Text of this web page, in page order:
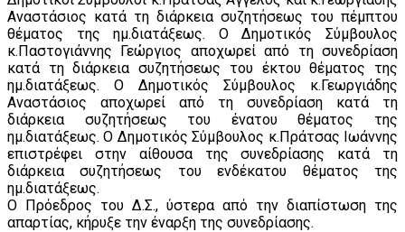
Αναστάσιος κατά τη διάρκεια συζητήσεως του πέμπτου
θέματος της ημ.διατάξεως. Ο Δημοτικός Σύμβουλος
κ.Παστογιάννης Γεώργιος αποχωρεί από τη συνεδρίαση
κατά τη διάρκεια συζητήσεως του έκτου θέματος της
ημ.διατάξεως. Ο Δημοτικός Σύμβουλος κ.Γεωργιάδης
Αναστάσιος αποχωρεί από τη συνεδρίαση κατά τη
διάρκεια συζητήσεως του ένατου θέματος της
ημ.διατάξεως. Ο Δημοτικός Σύμβουλος κ.Πράτσας Ιωάννης
επιστρέφει στην αίθουσα της συνεδρίασης κατά τη
διάρκεια συζητήσεως του ενδέκατου θέματος της
ημ.διατάξεως.
Ο Πρόεδρος του Δ.Σ., ύστερα από την διαπίστωση της
απαρτίας, κήρυξε την έναρξη της συνεδρίασης.